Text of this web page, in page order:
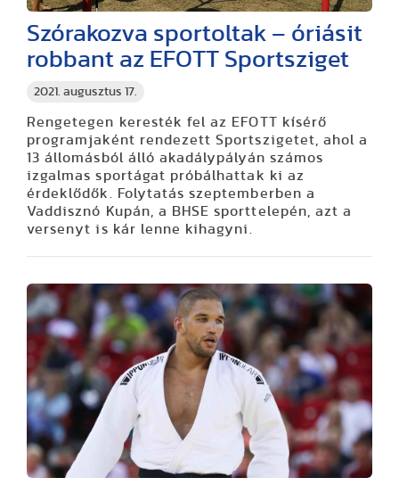
2021. augusztus 17.
Szórakozva sportoltak – óriásit
robbant az EFOTT Sportsziget
Rengetegen keresték fel az EFOTT kísérő
programjaként rendezett Sportszigetet, ahol a
13 állomásból álló akadálypályán számos
izgalmas sportágat próbálhattak ki az
érdeklődők. Folytatás szeptemberben a
Vaddisznó Kupán, a BHSE sporttelepén, azt a
versenyt is kár lenne kihagyni.